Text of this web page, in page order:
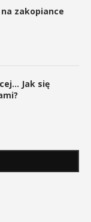
zakopiance
Jak się